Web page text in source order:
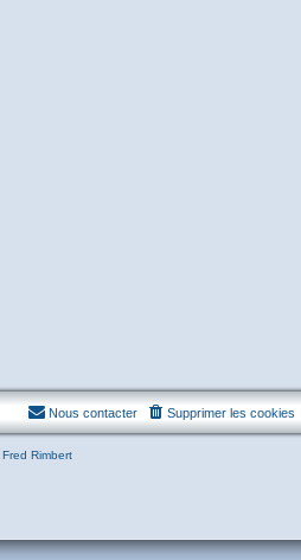
Supprimer les cookies
Nous contacter
Fred Rimbert